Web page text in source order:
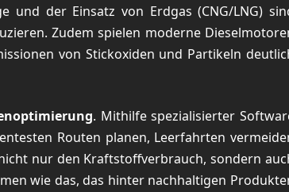
und der Einsatz von Erdgas (CNG/LNG)
Zudem spielen moderne
von Stickoxiden und Partikeln
. Mithilfe spezialisierter
Routen planen, Leerfahrten
nur den Kraftstoffverbrauch, sondern
wie das, das hinter nachhaltigen